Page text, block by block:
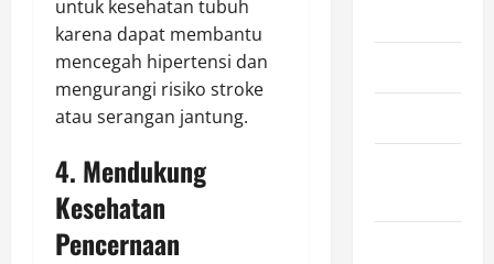
untuk kesehatan tubuh
karena dapat membantu
mencegah hipertensi dan
mengurangi risiko stroke
atau serangan jantung.
4. Mendukung
Kesehatan
Pencernaan